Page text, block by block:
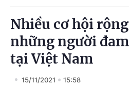
Nhiều cơ hội
những người
tại Việt Nam
15/11/2021 15:58